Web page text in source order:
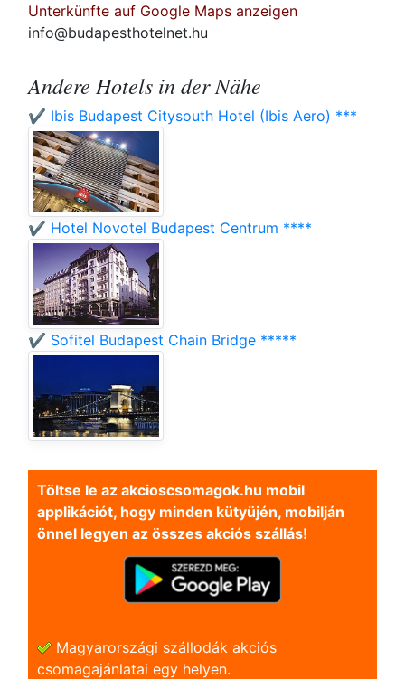
Unterkünfte auf Google Maps anzeigen
info@budapesthotelnet.hu
Andere Hotels in der Nähe
✔️ Ibis Budapest Citysouth Hotel (Ibis Aero) ***
✔️ Hotel Novotel Budapest Centrum ****
✔️ Sofitel Budapest Chain Bridge *****
Töltse le az akcioscsomagok.hu mobil
applikációt, hogy minden kütyüjén, mobilján
önnel legyen az összes akciós szállás!
Magyarországi szállodák akciós
csomagajánlatai egy helyen.